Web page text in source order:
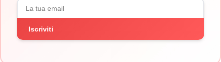
Iscriviti